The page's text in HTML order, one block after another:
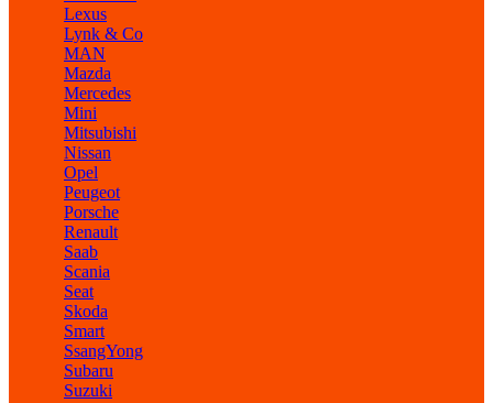
Lexus
Lynk & Co
MAN
Mazda
Mercedes
Mini
Mitsubishi
Nissan
Opel
Peugeot
Porsche
Renault
Saab
Scania
Seat
Skoda
Smart
SsangYong
Subaru
Suzuki